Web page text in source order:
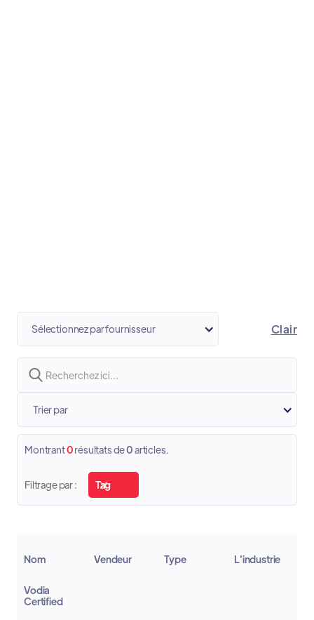
Sélectionnez par fournisseur Clair
Trier par
Montrant0résultats de0articles.
Filtrage par : Tag
Nom Vendeur Type L'industrie
Vodia
Certified